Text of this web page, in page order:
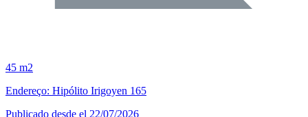
45 m2
Endereço: Hipólito Irigoyen 165
Publicado desde el 22/07/2026